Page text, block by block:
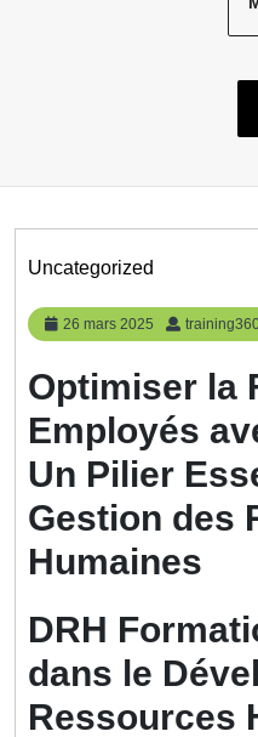
Uncategorized
26 mars 2025
26
mars
Optimiser la
Employés
Un Pilier
Gestion des
Humaines
DRH
dans le
Ressources